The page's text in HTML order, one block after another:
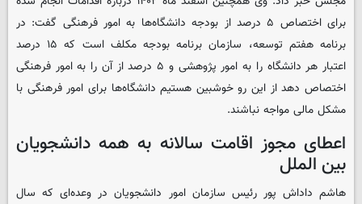
برای اختصاص ۵ درصد از بودجه دانشگاه‌ها به امور فرهنگی گفت: در
برنامه هفتم توسعه، سازمان برنامه بودجه مکلف است که ۱۵ درصد
اعتبار هر دانشگاه را به امور پژوهشی و ۵ درصد از آن را به امور فرهنگی
اختصاص دهد از این رو خوشبین هستیم دانشگاه‌ها برای امور فرهنگی با
مشکل مالی مواجه نباشند.
اعطای مجوز اقامت سالانه به همه دانشجویان
بین الملل
هاشم داداش پور رئیس سازمان امور دانشجویان در وعده‌ای که سال